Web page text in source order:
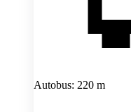
Autobus: 220 m